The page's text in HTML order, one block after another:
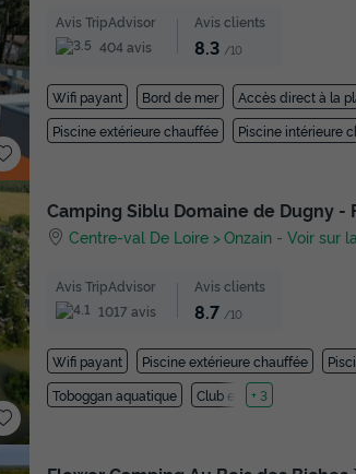
Avis TripAdvisor
404 avis
Avis clients
8.3 /10
Wifi payant Bord de mer
Accès direct à la
Piscine extérieure chauffée
Piscine intérieure
Camping Siblu Domaine de Dugny -
Centre-val De Loire Onzain -Voir sur
Avis TripAdvisor
1017 avis
Avis clients
8.7 /10
Wifi payant Piscine extérieure chauffée
Toboggan aquatique
Club enfant
+ 3